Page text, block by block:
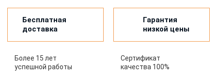
Бесплатная
доставка
Гарантия
низкой цены
Более 15 лет
успешной работы
Сертификат
качества 100%